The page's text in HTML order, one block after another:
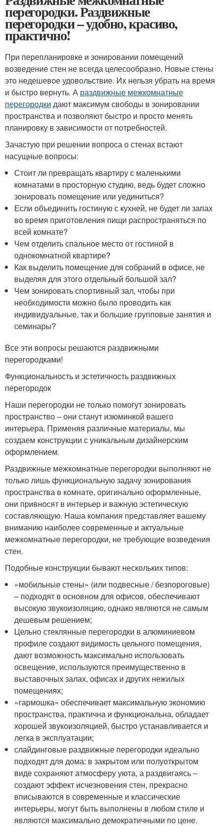
перегородки. Раздвижные
перегородки – удобно, красиво,
практично!
При перепланировке и зонировании помещений
возведение стен не всегда целесообразно. Новые стены
это недешевое удовольствие. Их нельзя убрать на время
и быстро вернуть. А раздвижные межкомнатные
перегородки дают максимум свободы в зонировании
пространства и позволяют быстро и просто менять
планировку в зависимости от потребностей.
Зачастую при решении вопроса о стенах встают
насущные вопросы:
Стоит ли превращать квартиру с маленькими
комнатами в просторную студию, ведь будет сложно
зонировать помещение или уединиться?
Если объединить гостиную с кухней, не будет ли запах
во время приготовления пищи распространяться по
всей комнате?
Чем отделить спальное место от гостиной в
однокомнатной квартире?
Как выделить помещение для собраний в офисе, не
выделяя для этого отдельный большой зал?
Чем зонировать спортивный зал, чтобы при
необходимости можно было проводить как
индивидуальные, так и большие групповые занятия и
семинары?
Все эти вопросы решаются раздвижными
перегородками!
Функциональность и эстетичность раздвижных
перегородок
Наши перегородки не только помогут зонировать
пространство – они станут изюминкой вашего
интерьера. Применяя различные материалы, мы
создаем конструкции с уникальным дизайнерским
оформлением.
Раздвижные межкомнатные перегородки выполняют не
только лишь функциональную задачу зонирования
пространства в комнате, оригинально оформленные,
они привносят в интерьер и важную эстетическую
составляющую. Наша компания представляет вашему
вниманию наиболее современные и актуальные
межкомнатные перегородки, не требующие возведения
стен.
Подобные конструкции бывают нескольких типов:
«мобильные стены» (или подвесные / безпороговые)
– подходят в основном для офисов, обеспечивают
высокую звукоизоляцию, однако являются не самым
дешевым решением;
Цельно стеклянные перегородки в алюминиевом
профиле создают видимость цельного помещения,
дают возможность максимально использовать
освещение, используются преимущественно в
выставочных залах, офисах и других нежилых
помещениях;
«гармошка» обеспечивает максимальную экономию
пространства, практична и функциональна, обладает
хорошей звукоизоляцией, быстро устанавливается и
легка в эксплуатации;
слайдинговые раздвижные перегородки идеально
подходят для дома: в закрытом или полуоткрытом
виде сохраняют атмосферу уюта, а раздвигаясь –
создают эффект исчезновения стен, прекрасно
вписываются в современные и классические
интерьеры, могут быть выполнены в любом стиле и
являются максимально демократичными по цене.